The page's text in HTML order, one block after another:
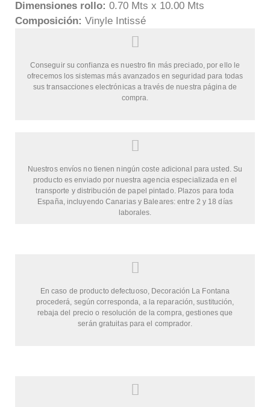
Dimensiones rollo: 0.70 Mts x 10.00 Mts
Composición: Vinyle Intissé
Conseguir su confianza es nuestro fin más preciado, por ello le
ofrecemos los sistemas más avanzados en seguridad para todas
sus transacciones electrónicas a través de nuestra página de
compra.
Nuestros envíos no tienen ningún coste adicional para usted. Su
producto es enviado por nuestra agencia especializada en el
transporte y distribución de papel pintado. Plazos para toda
España, incluyendo Canarias y Baleares: entre 2 y 18 días
laborales.
En caso de producto defectuoso, Decoración La Fontana
procederá, según corresponda, a la reparación, sustitución,
rebaja del precio o resolución de la compra, gestiones que
serán gratuitas para el comprador.